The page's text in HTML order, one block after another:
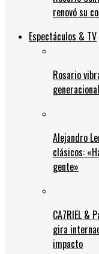
renovó su
Espectáculos & TV
Rosario
Alejandro
clásicos:
gente»
CA7RIEL &
gira
impacto